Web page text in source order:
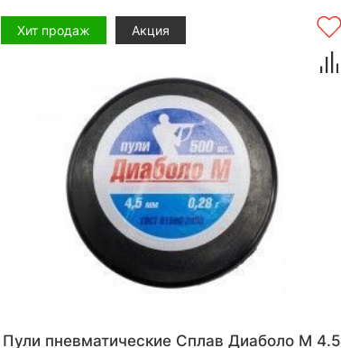
Хит продаж Акция
Пули пневматические Сплав Диаболо М 4.5